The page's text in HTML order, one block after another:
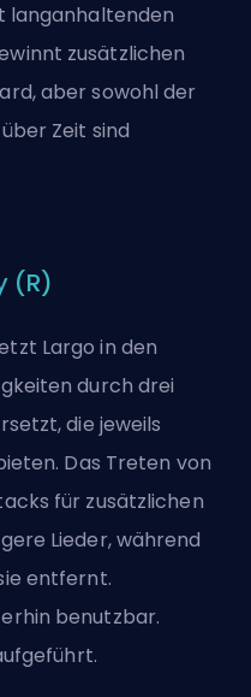
langanhaltenden
zusätzlichen
aber sowohl der
Zeit sind
(R)
Largo in den
durch drei
die jeweils
Das Treten von
für zusätzlichen
Lieder, während
entfernt.
benutzbar.